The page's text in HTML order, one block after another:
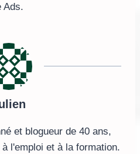
Ads.
et blogueur de 40 ans,
l'emploi et à la formation.